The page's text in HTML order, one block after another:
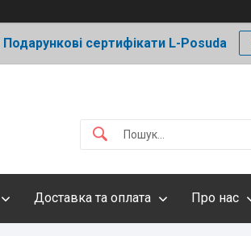
Подарункові сертифікати L-Posuda
Доставка та оплата Про нас